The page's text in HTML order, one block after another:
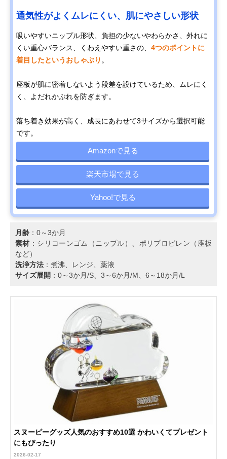
通気性がよくムレにくい、肌にやさしい形状
吸いやすいニップル形状、負担の少ないやわらかさ、外れに
くい重心バランス、くわえやすい重さの、 4つのポイントに
着目したというおしゃぶり 。
座板が肌に密着しないよう段差を設けているため、ムレにく
く、よだれかぶれを防ぎます。
落ち着き効果が高く、成長にあわせて3サイズから選択可能
です。
Amazonで見る
楽天市場で見る
Yahoo!で見る
月齢 ：0～3か月
素材 ：シリコーンゴム（ニップル）、ポリプロピレン（座板
など）
洗浄方法 ：煮沸、レンジ、薬液
サイズ展開 ：0～3か月/S、3～6か月/M、6～18か月/L
スヌーピーグッズ人気のおすすめ10選 かわいくてプレゼント
にもぴったり
2026-02-17